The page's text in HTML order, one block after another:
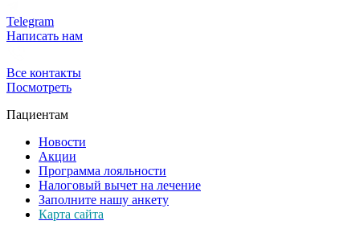
Telegram
Написать нам
Все контакты
Посмотреть
Пациентам
Новости
Акции
Программа лояльности
Налоговый вычет на лечение
Заполните нашу анкету
Карта сайта